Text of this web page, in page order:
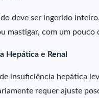
deve ser ingerido
mastigar, com um pouco
Hepática e Renal
insuficiência hepática
requer ajuste